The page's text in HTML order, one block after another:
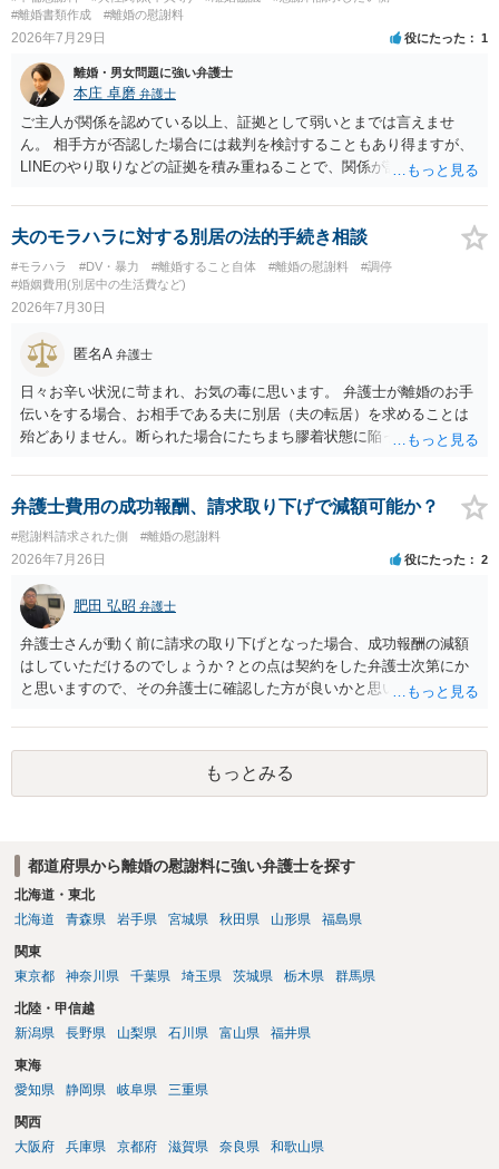
#離婚書類作成
#離婚の慰謝料
2026年7月29日 役にたった 1
離婚・男女問題に強い弁護士
本庄 卓磨 弁護士
ご主人が関係を認めている以上、証拠として弱いとまでは言えませ
ん。 相手方が否認した場合には裁判を検討することもあり得ますが、
LINEのやり取りなどの証拠を積み重ねることで、関係が認定される余
個別の事情によりますので、お早めに弁護士に相談されることをおす
すめします。
夫のモラハラに対する別居の法的手続き相談
#モラハラ #DV・暴力 #離婚すること自体 #離婚の慰謝料
#調停
#婚姻費用(別居中の生活費など)
2026年7月30日
匿名A 弁護士
日々お辛い状況に苛まれ、お気の毒に思います。 弁護士が離婚のお手
伝いをする場合、お相手である夫に別居（夫の転居）を求めることは
殆どありません。断られた場合にたちまち膠着状態に陥ってしまうの
高いためです。 実務的には、ご相談者さまが転居する形で離婚協議等
を進める選択を採らざるを得ないことが圧倒的多数です。
弁護士費用の成功報酬、請求取り下げで減額可能か？
#慰謝料請求された側 #離婚の慰謝料
2026年7月26日 役にたった 2
肥田 弘昭 弁護士
弁護士さんが動く前に請求の取り下げとなった場合、成功報酬の減額
はしていただけるのでしょうか？との点は契約をした弁護士次第にか
と思いますので、その弁護士に確認した方が良いかと思います。ご参
もっとみる
都道府県から離婚の慰謝料に強い弁護士を探す
北海道・東北
北海道
青森県 岩手県 宮城県 秋田県 山形県 福島県
関東
東京都
神奈川県 千葉県 埼玉県 茨城県 栃木県 群馬県
北陸・甲信越
新潟県
長野県 山梨県 石川県 富山県 福井県
東海
愛知県
静岡県 岐阜県 三重県
関西
大阪府
兵庫県 京都府 滋賀県 奈良県 和歌山県